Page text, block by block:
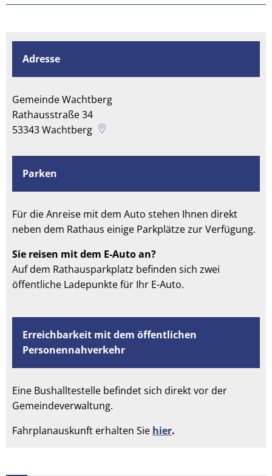
Adresse
Gemeinde Wachtberg
Rathausstraße 34
53343Wachtberg
Parken
Für die Anreise mit dem Auto stehen Ihnen direkt
neben dem Rathaus einige Parkplätze zur Verfügung.
Sie reisen mit dem E-Auto an?
Auf dem Rathausparkplatz befinden sich zwei
öffentliche Ladepunkte für Ihr E-Auto.
Erreichbarkeit mit dem öffentlichen
Personennahverkehr
Eine Bushalltestelle befindet sich direkt vor der
Gemeindeverwaltung.
Fahrplanauskunft erhalten Sie hier.